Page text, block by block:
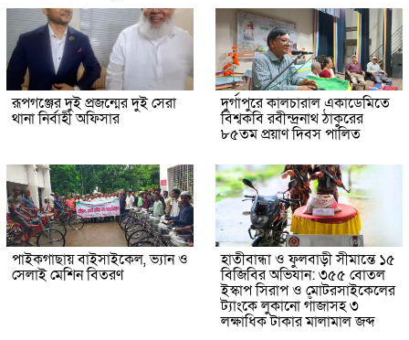
রূপগঞ্জের দুই প্রজন্মের দুই সেরা
থানা নির্বাহী অফিসার
দুর্গাপুরে কালচারাল একাডেমিতে
বিশ্বকবি রবীন্দ্রনাথ ঠাকুরের
৮৫তম প্রয়াণ দিবস পালিত
পাইকগাছায় বাইসাইকেল, ভ্যান ও
সেলাই মেশিন বিতরণ
হাতীবান্ধা ও ফুলবাড়ী সীমান্তে ১৫
বিজিবির অভিযান: ৩৫৫ বোতল
ইস্কাপ সিরাপ ও মোটরসাইকেলের
ট্যাংকে লুকানো গাঁজাসহ ৩
লক্ষাধিক টাকার মালামাল জব্দ